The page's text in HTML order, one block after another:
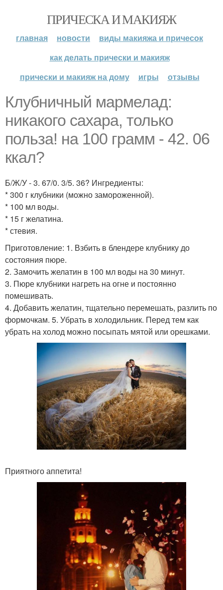
ПРИЧЕСКА И МАКИЯЖ
главная новости
виды макияжа и причесок
как делать прически и макияж
прически и макияж на дому
игры отзывы
Клубничный мармелад:
никакого сахара, только
польза! на 100 грамм - 42. 06
ккал?
Б/Ж/У - 3. 67/0. 3/5. 36? Ингредиенты:
* 300 г клубники (можно замороженной).
* 100 мл воды.
* 15 г желатина.
* стевия.
Приготовление: 1. Взбить в блендере клубнику до
состояния пюре.
2. Замочить желатин в 100 мл воды на 30 минут.
3. Пюре клубники нагреть на огне и постоянно
помешивать.
4. Добавить желатин, тщательно перемешать, разлить по
формочкам. 5. Убрать в холодильник. Перед тем как
убрать на холод можно посыпать мятой или орешками.
Приятного аппетита!